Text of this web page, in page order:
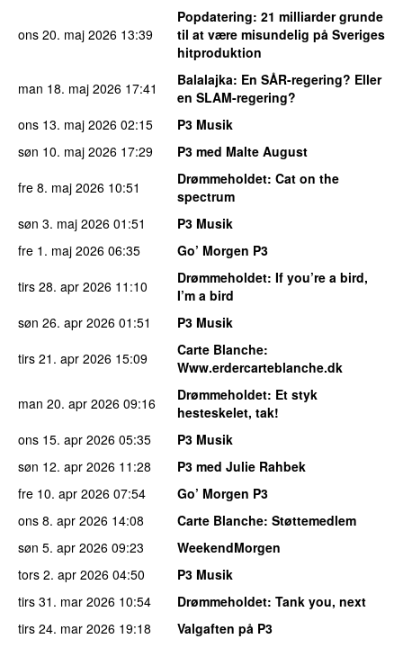
ons 20. maj 2026 13:39
Popdatering: 21 milliarder grunde
til at være misundelig på Sveriges
hitproduktion
man 18. maj 2026 17:41 Balalajka: En SÅR-regering? Eller
en SLAM-regering?
ons 13. maj 2026 02:15
P3 Musik
søn 10. maj 2026 17:29
P3 med Malte August
fre 8. maj 2026 10:51 Drømmeholdet: Cat on the
spectrum
søn 3. maj 2026 01:51
P3 Musik
fre 1. maj 2026 06:35
Go’ Morgen P3
tirs 28. apr 2026 11:10 Drømmeholdet: If you’re a bird,
I’m a bird
søn 26. apr 2026 01:51
P3 Musik
tirs 21. apr 2026 15:09 Carte Blanche:
Www.erdercarteblanche.dk
man 20. apr 2026 09:16 Drømmeholdet: Et styk
hesteskelet, tak!
ons 15. apr 2026 05:35
P3 Musik
søn 12. apr 2026 11:28
P3 med Julie Rahbek
fre 10. apr 2026 07:54
Go’ Morgen P3
ons 8. apr 2026 14:08 Carte Blanche: Støttemedlem
søn 5. apr 2026 09:23
WeekendMorgen
tors 2. apr 2026 04:50
P3 Musik
tirs 31. mar 2026 10:54 Drømmeholdet: Tank you, next
tirs 24. mar 2026 19:18
Valgaften på P3